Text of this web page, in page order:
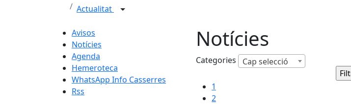
Actualitat
Avisos
Notícies
Agenda
Hemeroteca
WhatsApp Info Casserres
Rss
Notícies
Categories Cap selecció
1
2